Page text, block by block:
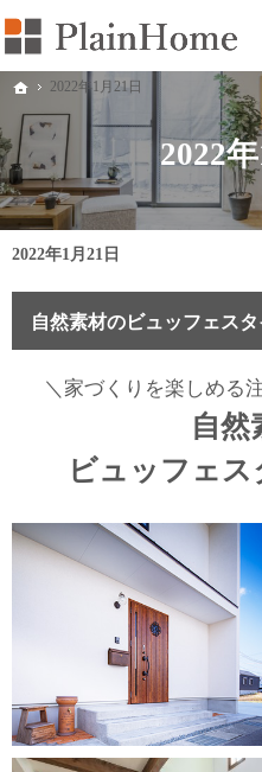
2022
大阪・堺市での新築一戸建ては工務店の「
堺市をはじめ大阪府全域での新築注文住宅
2022年1月21日
自然素材のビュッフェス
＼家づくりを楽しめる
自然
ビュッフェ
ホーム
2022年1月21日